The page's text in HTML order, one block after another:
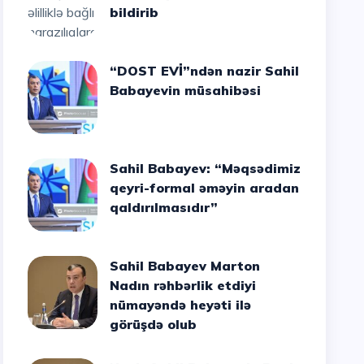
bildirib
“DOST EVİ”ndən nazir Sahil
Babayevin müsahibəsi
Sahil Babayev: “Məqsədimiz
qeyri-formal əməyin aradan
qaldırılmasıdır”
Sahil Babayev Marton
Nadın rəhbərlik etdiyi
nümayəndə heyəti ilə
görüşdə olub